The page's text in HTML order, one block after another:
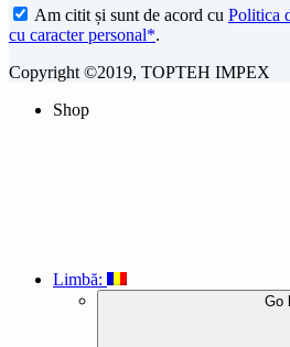
Am citit și sunt de acord cu Politica
cu caracter personal*.
Copyright ©2019, TOPTEH IMPEX
Shop
Limbă:
Go